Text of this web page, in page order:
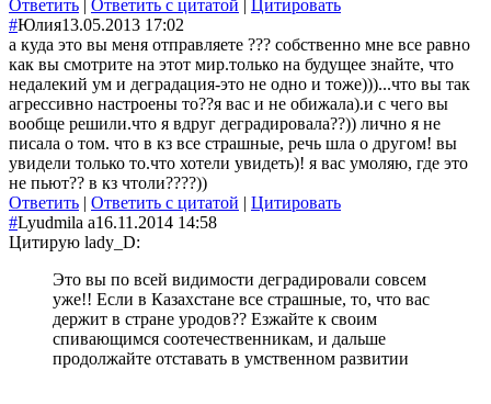
Ответить | Ответить с цитатой | Цитировать
#Юлия13.05.2013 17:02
а куда это вы меня отправляете ??? собственно мне все равно
как вы смотрите на этот мир.только на будущее знайте, что
недалекий ум и деградация-это не одно и тоже)))...что вы так
агрессивно настроены то??я вас и не обижала).и с чего вы
вообще решили.что я вдруг деградировала??)) лично я не
писала о том. что в кз все страшные, речь шла о другом! вы
увидели только то.что хотели увидеть)! я вас умоляю, где это
не пьют?? в кз чтоли????))
Ответить | Ответить с цитатой | Цитировать
#Lyudmila а16.11.2014 14:58
Цитирую lady_D:
Это вы по всей видимости деградировали совсем
уже!! Если в Казахстане все страшные, то, что вас
держит в стране уродов?? Езжайте к своим
спивающимся соотечественникам, и дальше
продолжайте отставать в умственном развитии